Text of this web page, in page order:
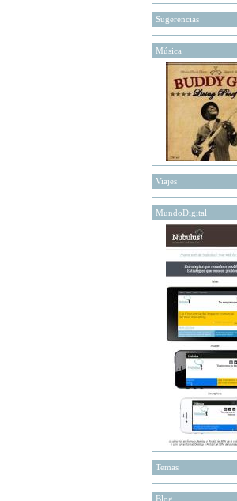
Sugerencias
Música
Viajes
MundoDigital
Temas
Blog